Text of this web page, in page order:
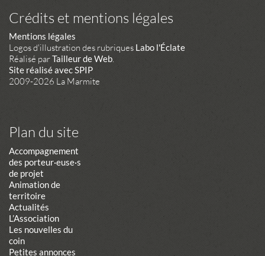
Crédits et mentions légales
Mentions légales
Logos d'illustration des rubriques Labo l'Éclate
Réalisé parTailleur de Web.
Site réalisé avec SPIP
2009-2026 La Marmite
Plan du site
Accompagnement
des porteur·euse·s
de projet
Animation de
territoire
Actualités
L’Association
Les nouvelles du
coin
Petites annonces